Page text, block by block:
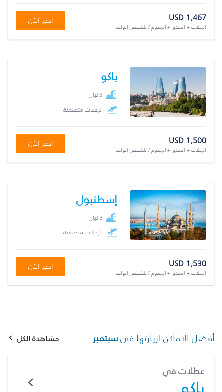
USD 1,467
الرحلات + الفندق + الرسوم / للشخص الواحد
احجز الآن
باكو
3 ليال
الرحلات متضمنة
USD 1,500
الرحلات + الفندق + الرسوم / للشخص الواحد
احجز الآن
إسطنبول
3 ليال
الرحلات متضمنة
USD 1,530
الرحلات + الفندق + الرسوم / للشخص الواحد
احجز الآن
أفضل الأماكن لزيارتها فيسبتمبر مشاهدة الكل
عطلات في